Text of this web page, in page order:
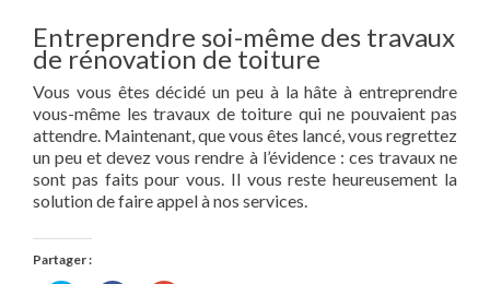
Entreprendre soi-même des travaux
de rénovation de toiture
Vous vous êtes décidé un peu à la hâte à entreprendre
vous-même les travaux de toiture qui ne pouvaient pas
attendre. Maintenant, que vous êtes lancé, vous regrettez
un peu et devez vous rendre à l’évidence : ces travaux ne
sont pas faits pour vous. Il vous reste heureusement la
solution de faire appel à nos services.
Partager :